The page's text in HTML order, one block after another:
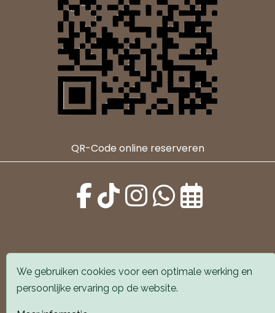
QR-Code online reserveren
Alle locaties zijn goed bereikbaar met auto en
openbaar vervoer. Er is parkeergelegenheid voor de
We gebruiken cookies voor een optimale werking en
persoonlijke ervaring op de website.